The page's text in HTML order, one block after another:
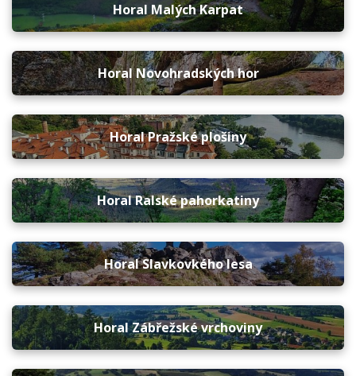
Horal Malých Karpat
Horal Novohradských hor
Horal Pražské plošiny
Horal Ralské pahorkatiny
Horal Slavkovkého lesa
Horal Zábřežské vrchoviny